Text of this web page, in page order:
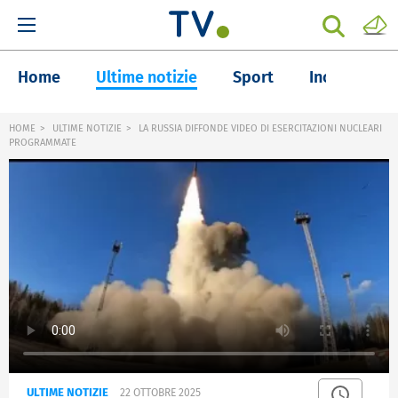
Home Ultime notizie Sport Inchieste
HOME ULTIME NOTIZIE
LA RUSSIA DIFFONDE VIDEO DI ESERCITAZIONI NUCLEARI
PROGRAMMATE
ULTIME NOTIZIE 22 OTTOBRE 2025